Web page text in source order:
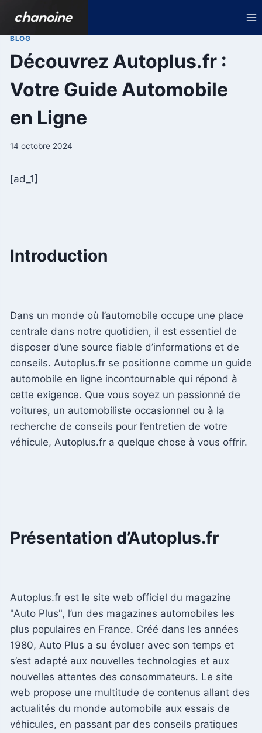
contenu
BLOG
Découvrez Autoplus.fr :
Votre Guide Automobile
en Ligne
14 octobre 2024
[ad_1]
Introduction
Dans un monde où l’automobile occupe une place
centrale dans notre quotidien, il est essentiel de
disposer d’une source fiable d’informations et de
conseils. Autoplus.fr se positionne comme un guide
automobile en ligne incontournable qui répond à
cette exigence. Que vous soyez un passionné de
voitures, un automobiliste occasionnel ou à la
recherche de conseils pour l’entretien de votre
véhicule, Autoplus.fr a quelque chose à vous offrir.
Présentation d’Autoplus.fr
Autoplus.fr est le site web officiel du magazine
"Auto Plus", l’un des magazines automobiles les
plus populaires en France. Créé dans les années
1980, Auto Plus a su évoluer avec son temps et
s’est adapté aux nouvelles technologies et aux
nouvelles attentes des consommateurs. Le site
web propose une multitude de contenus allant des
actualités du monde automobile aux essais de
véhicules, en passant par des conseils pratiques